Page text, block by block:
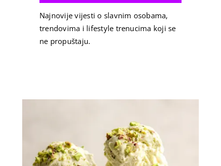
Najnovije vijesti o slavnim osobama,
trendovima i lifestyle trenucima koji se
ne propuštaju.